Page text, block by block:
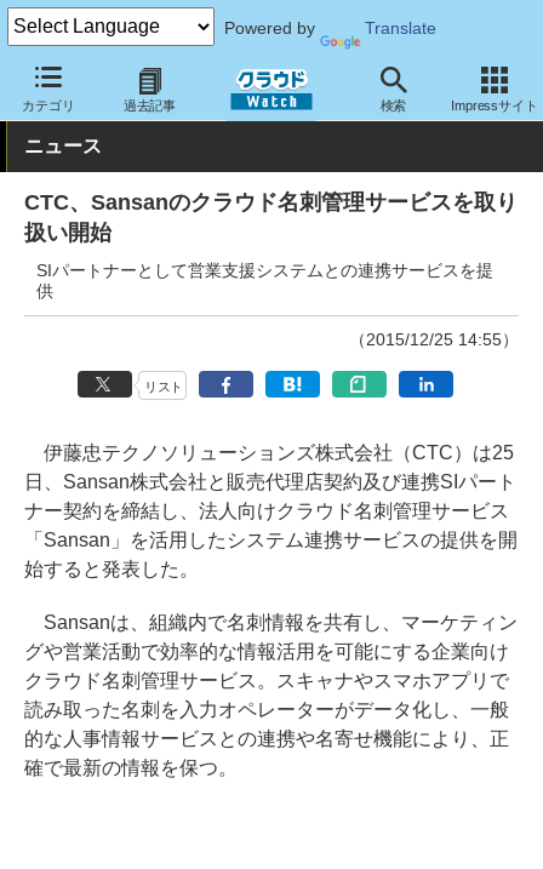
Powered by Translate
カテゴリ 過去記事 検索 Impressサイト
クラウド Watch サービス・ソフト サービス コミュニケーショ
ニュース
CTC、Sansanのクラウド名刺管理サービスを取り
扱い開始
SIパートナーとして営業支援システムとの連携サービスを提
供
（2015/12/25 14:55）
リスト
伊藤忠テクノソリューションズ株式会社（CTC）は25
日、Sansan株式会社と販売代理店契約及び連携SIパート
ナー契約を締結し、法人向けクラウド名刺管理サービス
「Sansan」を活用したシステム連携サービスの提供を開
始すると発表した。
Sansanは、組織内で名刺情報を共有し、マーケティン
グや営業活動で効率的な情報活用を可能にする企業向け
クラウド名刺管理サービス。スキャナやスマホアプリで
読み取った名刺を入力オペレーターがデータ化し、一般
的な人事情報サービスとの連携や名寄せ機能により、正
確で最新の情報を保つ。